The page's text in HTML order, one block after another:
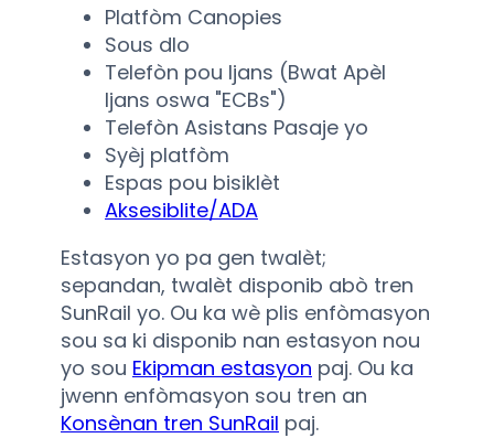
Platfòm Canopies
Sous dlo
Telefòn pou Ijans (Bwat Apèl
Ijans oswa "ECBs")
Telefòn Asistans Pasaje yo
Syèj platfòm
Espas pou bisiklèt
Aksesiblite/ADA
Estasyon yo pa gen twalèt;
sepandan, twalèt disponib abò tren
SunRail yo. Ou ka wè plis enfòmasyon
sou sa ki disponib nan estasyon nou
yo sou Ekipman estasyon paj. Ou ka
jwenn enfòmasyon sou tren an
Konsènan tren SunRail paj.